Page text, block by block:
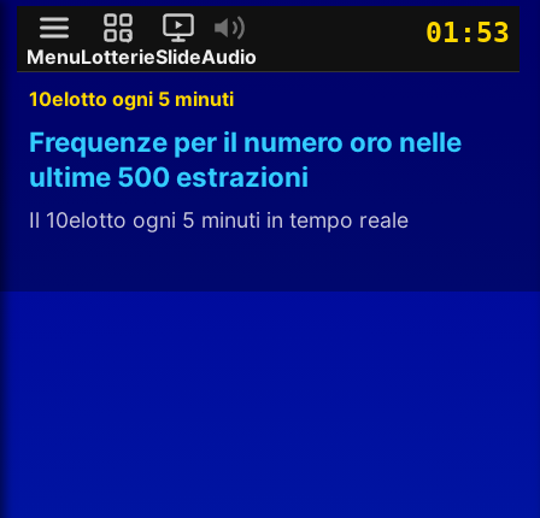
MenuLotterieSlideAudio
01:52
10elotto ogni 5 minuti
Frequenze per il numero oro nelle
ultime 500 estrazioni
Il 10elotto ogni 5 minuti in tempo reale